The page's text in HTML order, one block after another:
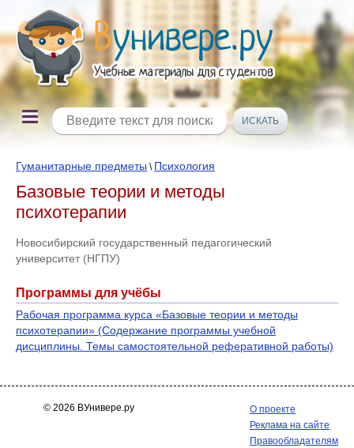
Гуманитарные предметы \ Психология
Базовые теории и методы
психотерапии
Новосибирский государственный педагогический
университет (НГПУ)
Программы для учёбы
Рабочая программа курса «Базовые теории и методы
психотерапии» (Содержание программы учебной
дисциплины. Темы самостоятельной реферативной работы)
© 2026 ВУнивере.ру
О проекте
Реклама на сайте
Правообладателям